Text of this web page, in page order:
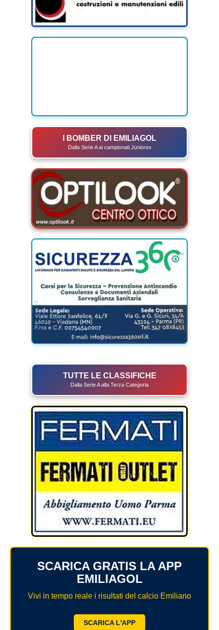
I BOMBER DI EMILIAGOL
Dalla Serie A ai campionati Juniores
TUTTE LE CLASSIFICHE
Dalla Serie A alla Terza Categoria
SCARICA GRATIS LA APP
EMILIAGOL
Vivi in tempo reale i risultati del calcio Emiliano
SCARICA L'APP